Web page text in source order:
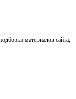
материалов сайта,